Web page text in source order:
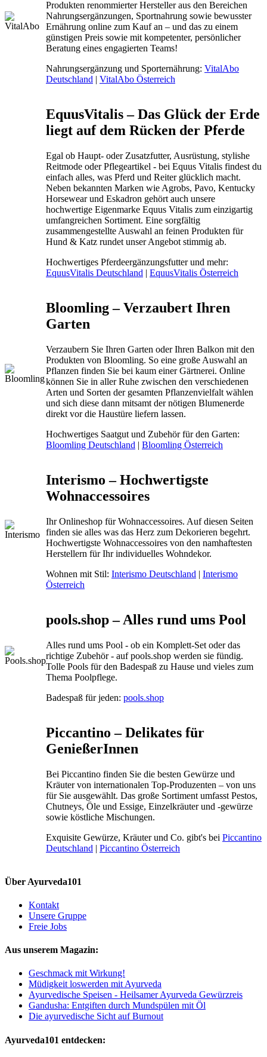
Produkten renommierter Hersteller aus den Bereichen
Nahrungsergänzungen, Sportnahrung sowie bewusster
Ernährung online zum Kauf an – und das zu einem
günstigen Preis sowie mit kompetenter, persönlicher
Beratung eines engagierten Teams!
Nahrungsergänzung und Sporternährung: VitalAbo
Deutschland | VitalAbo Österreich
EquusVitalis – Das Glück der Erde
liegt auf dem Rücken der Pferde
Egal ob Haupt- oder Zusatzfutter, Ausrüstung, stylishe
Reitmode oder Pflegeartikel - bei Equus Vitalis findest du
einfach alles, was Pferd und Reiter glücklich macht.
Neben bekannten Marken wie Agrobs, Pavo, Kentucky
Horsewear und Eskadron gehört auch unsere
hochwertige Eigenmarke Equus Vitalis zum einzigartig
umfangreichen Sortiment. Eine sorgfältig
zusammengestellte Auswahl an feinen Produkten für
Hund & Katz rundet unser Angebot stimmig ab.
Hochwertiges Pferdeergänzungsfutter und mehr:
EquusVitalis Deutschland | EquusVitalis Österreich
Bloomling – Verzaubert Ihren
Garten
Verzaubern Sie Ihren Garten oder Ihren Balkon mit den
Produkten von Bloomling. So eine große Auswahl an
Pflanzen finden Sie bei kaum einer Gärtnerei. Online
können Sie in aller Ruhe zwischen den verschiedenen
Arten und Sorten der gesamten Pflanzenvielfalt wählen
und sich diese dann mitsamt der nötigen Blumenerde
direkt vor die Haustüre liefern lassen.
Hochwertiges Saatgut und Zubehör für den Garten:
Bloomling Deutschland | Bloomling Österreich
Interismo – Hochwertigste
Wohnaccessoires
Ihr Onlineshop für Wohnaccessoires. Auf diesen Seiten
finden sie alles was das Herz zum Dekorieren begehrt.
Hochwertigste Wohnaccessoires von den namhaftesten
Herstellern für Ihr individuelles Wohndekor.
Wohnen mit Stil: Interismo Deutschland | Interismo
Österreich
pools.shop – Alles rund ums Pool
Alles rund ums Pool - ob ein Komplett-Set oder das
richtige Zubehör - auf pools.shop werden sie fündig.
Tolle Pools für den Badespaß zu Hause und vieles zum
Thema Poolpflege.
Badespaß für jeden: pools.shop
Piccantino – Delikates für
GenießerInnen
Bei Piccantino finden Sie die besten Gewürze und
Kräuter von internationalen Top-Produzenten – von uns
für Sie ausgewählt. Das große Sortiment umfasst Pestos,
Chutneys, Öle und Essige, Einzelkräuter und -gewürze
sowie köstliche Mischungen.
Exquisite Gewürze, Kräuter und Co. gibt's bei Piccantino
Deutschland | Piccantino Österreich
Über Ayurveda101
Kontakt
Unsere Gruppe
Freie Jobs
Aus unserem Magazin:
Geschmack mit Wirkung!
Müdigkeit loswerden mit Ayurveda
Ayurvedische Speisen - Heilsamer Ayurveda Gewürzreis
Gandusha: Entgiften durch Mundspülen mit Öl
Die ayurvedische Sicht auf Burnout
Ayurveda101 entdecken: